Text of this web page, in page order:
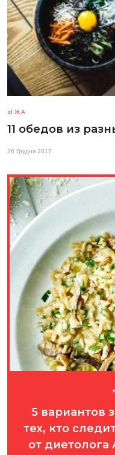
ЇЖА
11 обедов из
26 Грудня 2017
5 вариантов
тех, кто
от